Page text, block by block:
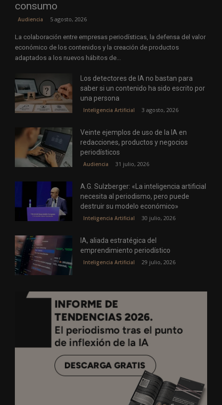
consumo
Audiencia 5 agosto, 2026
La colaboración entre empresas periodísticas, la defensa del valor
económico de los contenidos y la creación de productos
adaptados a los nuevos hábitos de...
Los detectores de IA no bastan para
saber si un contenido ha sido escrito por
una persona
Inteligencia Artificial 3 agosto, 2026
Veinte ejemplos de uso de la IA en
redacciones, productos y negocios
periodísticos
Audiencia 31 julio, 2026
A.G. Sulzberger: «La inteligencia artificial
necesita al periodismo, pero puede
destruir su modelo económico»
Inteligencia Artificial 30 julio, 2026
IA, aliada estratégica del
emprendimiento periodístico
Inteligencia Artificial 29 julio, 2026